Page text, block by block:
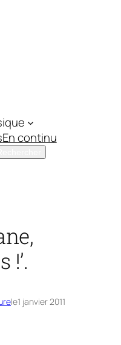
En continu
!’.
le1 janvier 2011